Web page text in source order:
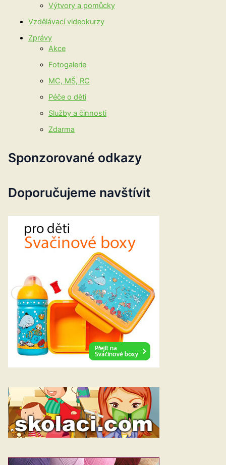
Výtvory a pomůcky
Vzdělávací videokurzy
Zprávy
Akce
Fotogalerie
MC, MŠ, RC
Péče o děti
Služby a činnosti
Zdarma
Sponzorované odkazy
Doporučujeme navštívit